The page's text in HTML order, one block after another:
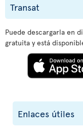
Transat
Puede descargarla en
gratuita y está
Enlaces útiles